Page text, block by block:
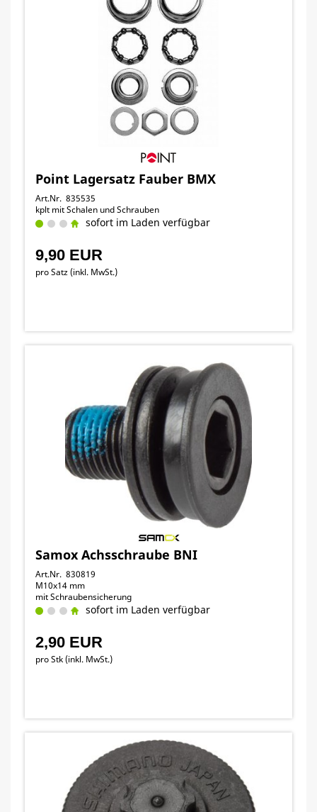
Point Lagersatz Fauber BMX
Art.Nr. 835535
kplt mit Schalen und Schrauben
sofort im Laden verfügbar
9,90 EUR
pro Satz (inkl. MwSt.)
Samox Achsschraube BNI
Art.Nr. 830819
M10x14 mm
mit Schraubensicherung
sofort im Laden verfügbar
2,90 EUR
pro Stk (inkl. MwSt.)